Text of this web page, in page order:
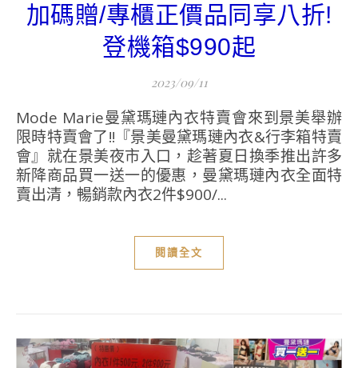
加碼贈/專櫃正價品同享八折!
登機箱$990起
2023/09/11
Mode Marie曼黛瑪璉內衣特賣會來到景美舉辦
限時特賣會了!!『景美曼黛瑪璉內衣&行李箱特賣
會』就在景美夜市入口，趁著夏日換季推出許多
新降商品買一送一的優惠，曼黛瑪璉內衣全面特
賣出清，暢銷款內衣2件$900/...
閱讀全文